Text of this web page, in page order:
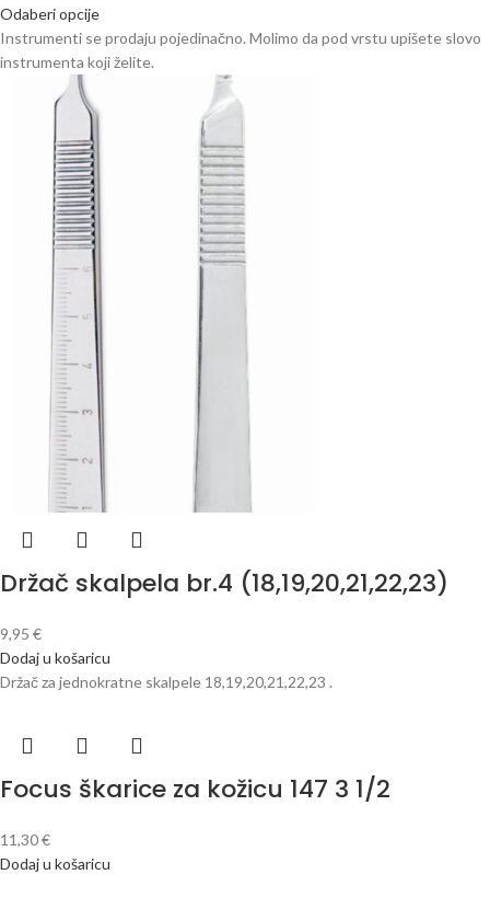
Odaberi opcije
Instrumenti se prodaju pojedinačno. Molimo da pod vrstu upišete slovo
instrumenta koji želite.
Držač skalpela br.4 (18,19,20,21,22,23)
9,95 €
Dodaj u košaricu
Držač za jednokratne skalpele 18,19,20,21,22,23 .
Focus škarice za kožicu 147 3 1/2
11,30€
Dodaj u košaricu